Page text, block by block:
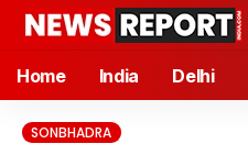
Home India Delhi
SONBHADRA